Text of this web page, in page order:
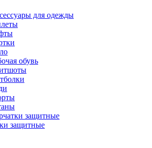
для одежды
обувь
защитные
защитные